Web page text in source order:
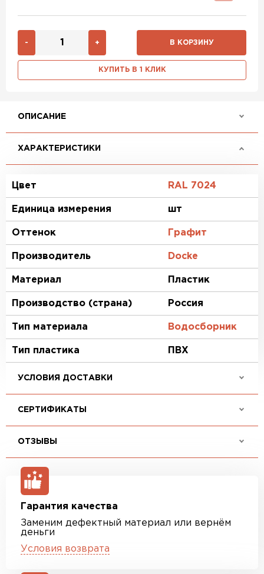
- + В КОРЗИНУ
КУПИТЬ В 1 КЛИК
ОПИСАНИЕ
ХАРАКТЕРИСТИКИ
Цвет RAL 7024
Единица измерения шт
Оттенок Графит
Производитель Docke
Материал Пластик
Производство (страна) Россия
Тип материала Водосборник
Тип пластика ПВХ
УСЛОВИЯ ДОСТАВКИ
СЕРТИФИКАТЫ
ОТЗЫВЫ
Гарантия качества
Заменим дефектный материал или вернём
деньги
Условия возврата